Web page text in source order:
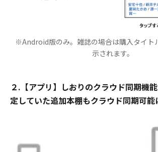
※Android版のみ。雑誌の場合は購入タイト
示されます。
２.【アプリ】しおりのクラウド同期機
定していた追加本棚もクラウド同期可能